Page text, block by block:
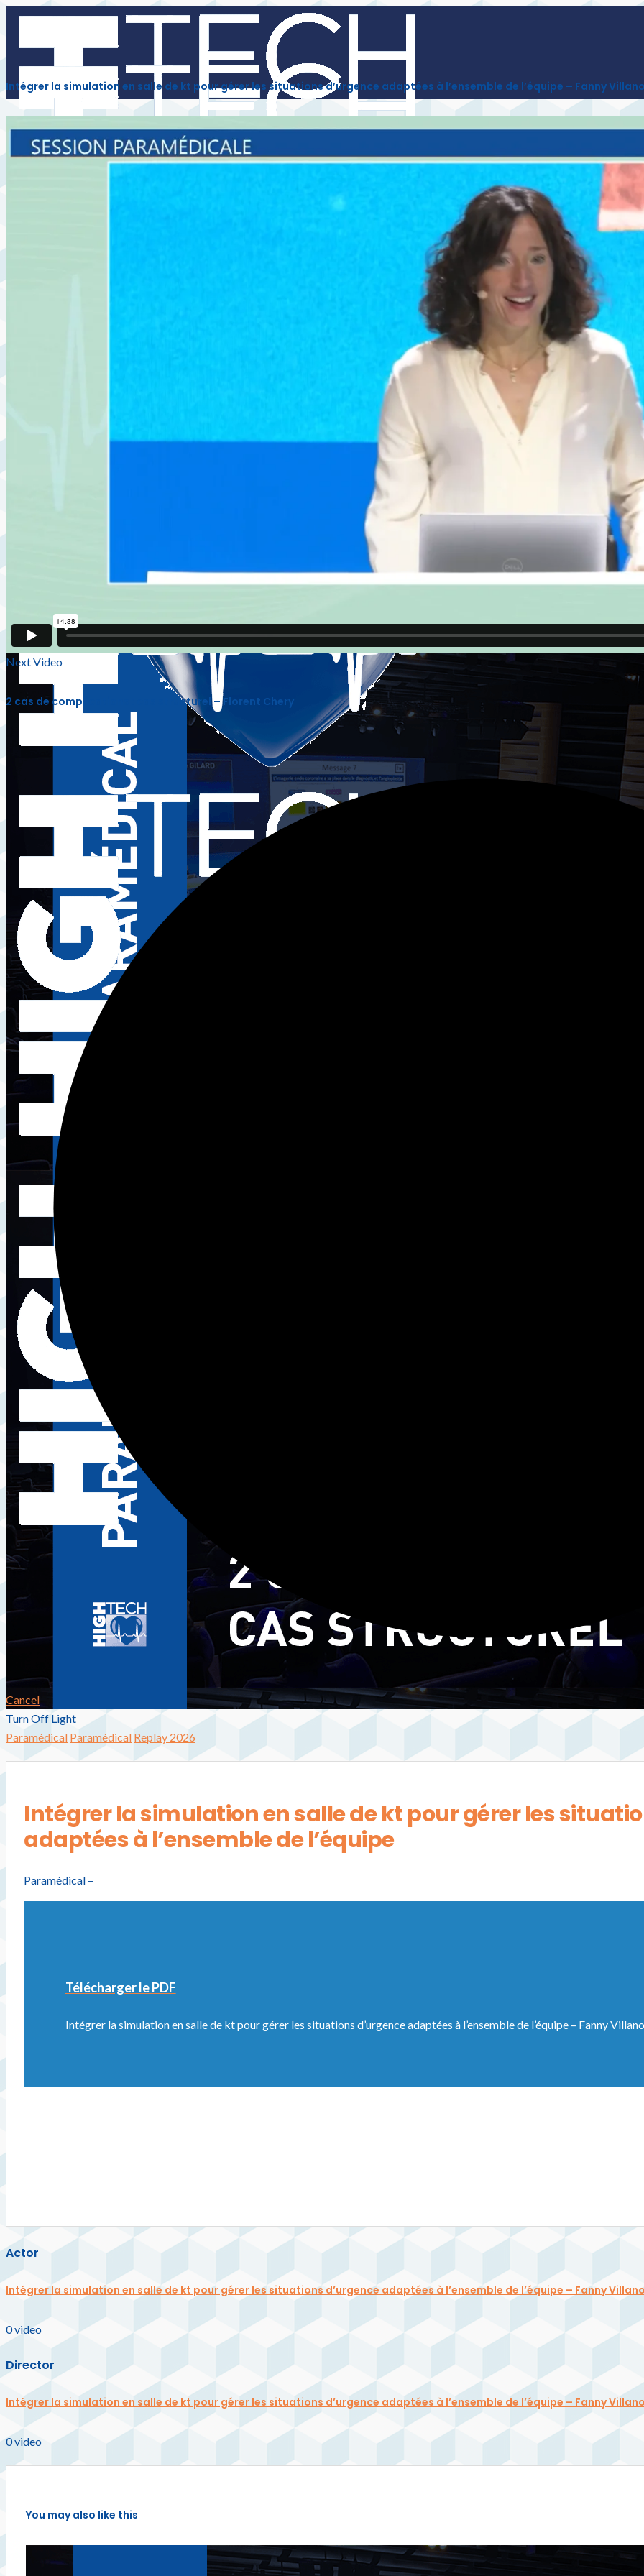
INTERVENANTS
INSCRIPTION
Intégrer la simulation en salle de kt pour gérer les situations d’urgence adaptées à l’ensemble de l’équipe – Fanny
Next Video
2 cas de complications : cas structurel – Florent Chery
Cancel
Turn Off Light
Paramédical Paramédical Replay 2026
Intégrer la simulation en salle de kt pour gérer les
adaptées à l’ensemble de l’équipe
Paramédical –
Télécharger le PDF
Intégrer la simulation en salle de kt pour gérer les situations d’urgence adaptées à l’ensemble de l’équipe – Fanny
Actor
Intégrer la simulation en salle de kt pour gérer les situations d’urgence adaptées à l’ensemble de l’équipe – Fanny
0video
Director
Intégrer la simulation en salle de kt pour gérer les situations d’urgence adaptées à l’ensemble de l’équipe – Fanny
0video
You may also like this